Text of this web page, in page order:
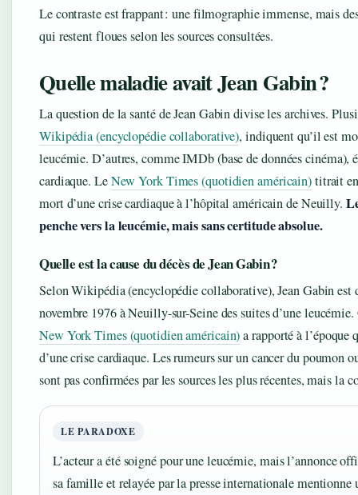
Le contraste est frappant : une filmographie immense, mais
qui restent floues selon les sources consultées.
Quelle maladie avait Jean Gabin ?
La question de la santé de Jean Gabin divise les archives.
Wikipédia (encyclopédie collaborative), indiquent qu’il est
leucémie. D’autres, comme IMDb (base de données cinéma),
cardiaque. LeNew York Times (quotidien américain)titrait
mort d’une crise cardiaque à l’hôpital américain de Neuilly.
penche vers la leucémie, mais sans certitude absolue.
Quelle est la cause du décès de Jean Gabin ?
Selon Wikipédia (encyclopédie collaborative), Jean Gabin est
novembre 1976 à Neuilly-sur-Seine des suites d’une
New York Times (quotidien américain)a rapporté à l’époque
d’une crise cardiaque. Les rumeurs sur un cancer du poumon
sont pas confirmées par les sources les plus récentes, mais la
LE PARADOXE
L’acteur a été soigné pour une leucémie, mais l’annonce
sa famille et relayée par la presse internationale mentionne